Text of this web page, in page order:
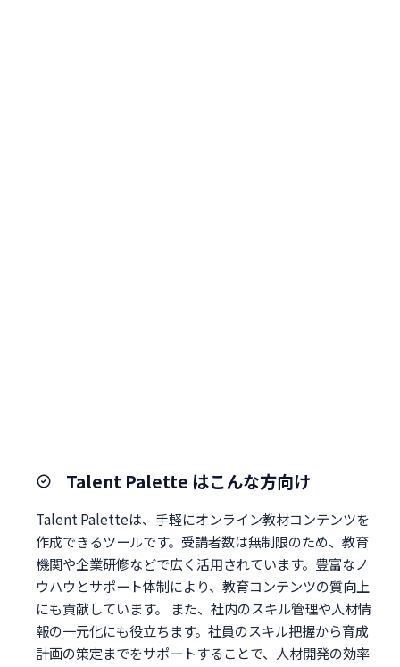
Talent Palette はこんな方向け
Talent Paletteは、手軽にオンライン教材コンテンツを
作成できるツールです。受講者数は無制限のため、教育
機関や企業研修などで広く活用されています。豊富なノ
ウハウとサポート体制により、教育コンテンツの質向上
にも貢献しています。 また、社内のスキル管理や人材情
報の一元化にも役立ちます。社員のスキル把握から育成
計画の策定までをサポートすることで、人材開発の効率